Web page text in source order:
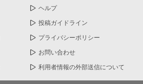
ヘルプ
投稿ガイドライン
プライバシーポリシー
お問い合わせ
利用者情報の外部送信について